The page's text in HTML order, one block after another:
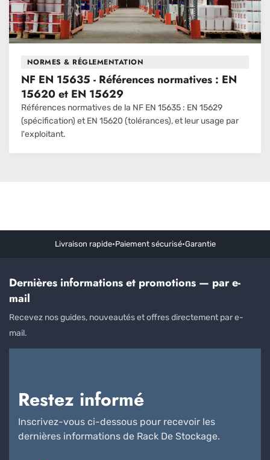
NORMES & RÉGLEMENTATION
NF EN 15635 - Références normatives : EN
15620 et EN 15629
Références normatives de la NF EN 15635 : EN 15629
(spécification) et EN 15620 (tolérances), et leur usage par
l'exploitant.
Livraison rapide•Paiement sécurisé•Garantie
Dernières informations et promotions — par e-
mail
Recevez nos guides, nouveautés et offres directement par e-
mail.
Restez informé
Inscrivez-vous ci-dessous pour recevoir les
dernières informations de Rack De Stockage.